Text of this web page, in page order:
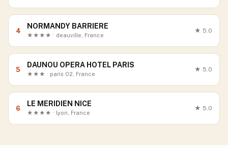
4
NORMANDY BARRIERE
★★★★ · deauville, France
★ 5.0
5
DAUNOU OPERA HOTEL PARIS
★★★ · paris 02, France
★ 5.0
6
LE MERIDIEN NICE
★★★★ · lyon, France
★ 5.0